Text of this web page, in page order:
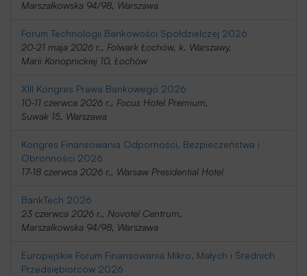
Marszałkowska 94/98, Warszawa
Forum Technologii Bankowości Spółdzielczej 2026
20-21 maja 2026 r., Folwark Łochów, k. Warszawy,
Marii Konopnickiej 10, Łochów
XIII Kongres Prawa Bankowego 2026
10-11 czerwca 2026 r., Focus Hotel Premium,
Suwak 15, Warszawa
Kongres Finansowania Odporności, Bezpieczeństwa i
Obronności 2026
17-18 czerwca 2026 r., Warsaw Presidential Hotel
BankTech 2026
23 czerwca 2026 r., Novotel Centrum,
Marszałkowska 94/98, Warszawa
Europejskie Forum Finansowania Mikro, Małych i Średnich
Przedsiębiorców 2026